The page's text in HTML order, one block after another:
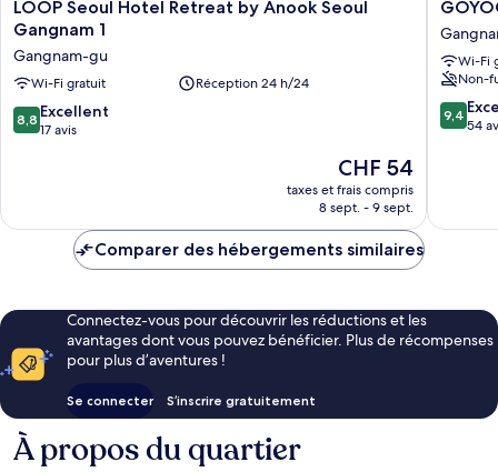
Seoul
Hotel
Retreat
by
Anook
Seoul
LOOP Seoul Hotel Retreat by Anook Seoul
Gangnam 1
Gangnam-gu
Wi-Fi gratuit Réception 24 h/24
8.8
sur
8,8 Excellent
17 avis
Le
nouveau
prix
de
CHF 54
taxes et frais compris
8 sept. - 9 sept.
INN
&
HOMES
gu
Wi-Fi
Non-
9.4
sur
9,4
54
Comparer des hébergements similaires
Connectez-vous pour découvrir les réductions et les
avantages dont vous pouvez bénéficier. Plus de récompenses
pour plus d’aventures !
Se connecter S’inscrire gratuitement
À propos du quartier